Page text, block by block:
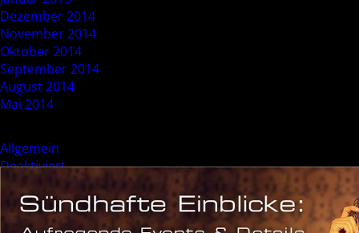
Dezember 2014
November 2014
Oktober 2014
September 2014
August 2014
Mai 2014
Allgemein
Deaktiviert
Event
Sonderevent
Meta